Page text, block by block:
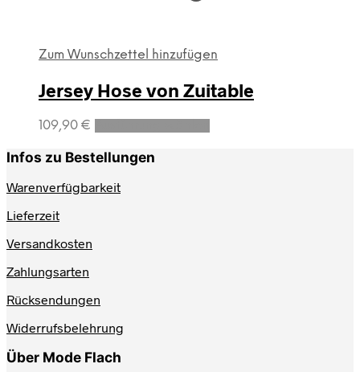
Zum Wunschzettel hinzufügen
Jersey Hose von Zuitable
109,90 €
Dieses
Infos zu Bestellungen
Warenverfügbarkeit
Lieferzeit
Versandkosten
Zahlungsarten
Rücksendungen
Widerrufsbelehrung
Über Mode Flach